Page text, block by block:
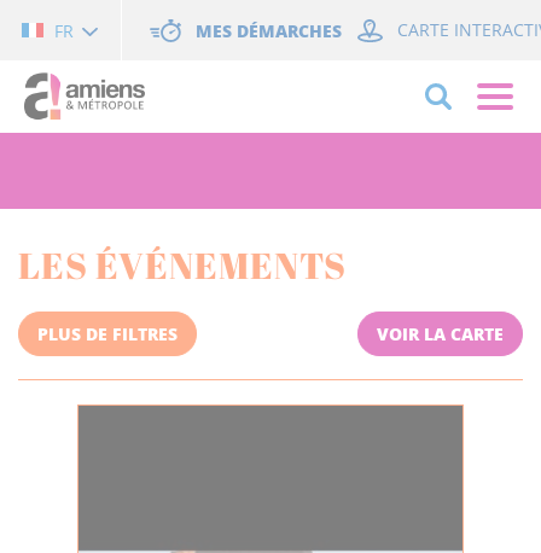
FR MES DÉMARCHES CARTE
LES ÉVÉNEMENTS
PLUS DE FILTRES VOIR LA CARTE